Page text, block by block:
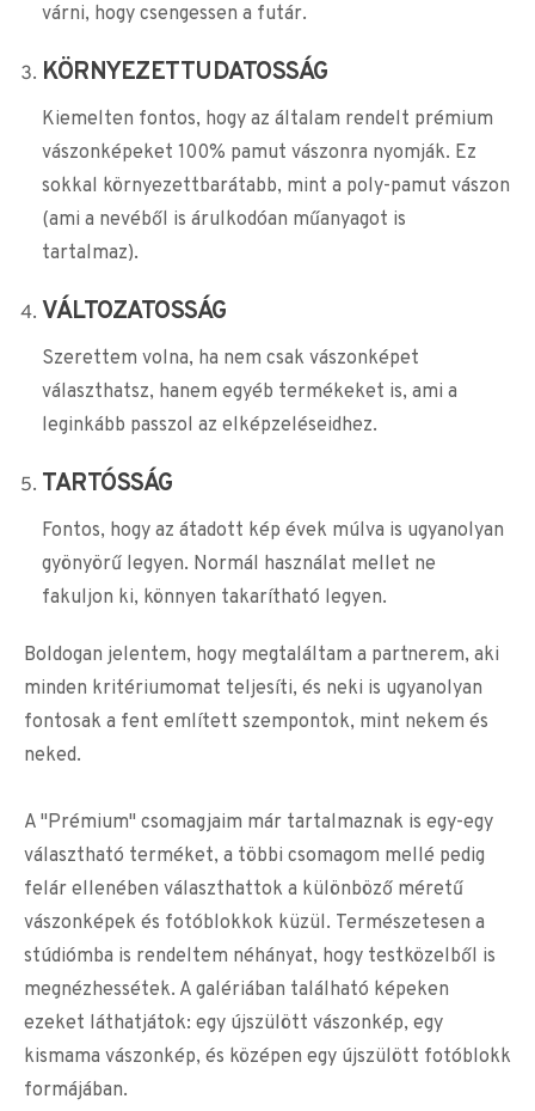
várni, hogy csengessen a futár.
KÖRNYEZETTUDATOSSÁG
Kiemelten fontos, hogy az általam rendelt prémium
vászonképeket 100% pamut vászonra nyomják. Ez
sokkal környezettbarátabb, mint a poly-pamut vászon
(ami a nevéből is árulkodóan műanyagot is
tartalmaz).
VÁLTOZATOSSÁG
Szerettem volna, ha nem csak vászonképet
választhatsz, hanem egyéb termékeket is, ami a
leginkább passzol az elképzeléseidhez.
TARTÓSSÁG
Fontos, hogy az átadott kép évek múlva is ugyanolyan
gyönyörű legyen. Normál használat mellet ne
fakuljon ki, könnyen takarítható legyen.
Boldogan jelentem, hogy megtaláltam a partnerem, aki
minden kritériumomat teljesíti, és neki is ugyanolyan
fontosak a fent említett szempontok, mint nekem és
neked.
A "Prémium" csomagjaim már tartalmaznak is egy-egy
választható terméket, a többi csomagom mellé pedig
felár ellenében választhattok a különböző méretű
vászonképek és fotóblokkok küzül. Természetesen a
stúdiómba is rendeltem néhányat, hogy testközelből is
megnézhessétek. A galériában található képeken
ezeket láthatjátok: egy újszülött vászonkép, egy
kismama vászonkép, és középen egy újszülött fotóblokk
formájában.